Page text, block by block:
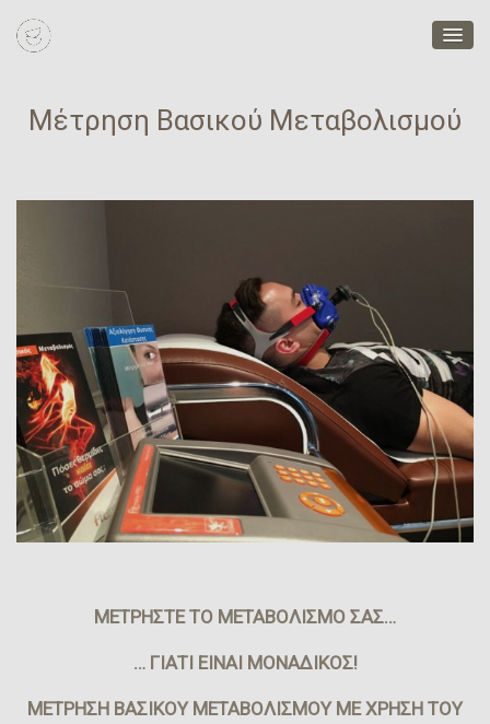
Μέτρηση Βασικού Μεταβολισμού
ΜΕΤΡΗΣΤΕ ΤΟ ΜΕΤΑΒΟΛΙΣΜΟ ΣΑΣ…
… ΓΙΑΤΙ ΕΙΝΑΙ ΜΟΝΑΔΙΚΟΣ!
ΜΕΤΡΗΣΗ ΒΑΣΙΚΟΥ ΜΕΤΑΒΟΛΙΣΜΟΥ ΜΕ ΧΡΗΣΗ ΤΟΥ